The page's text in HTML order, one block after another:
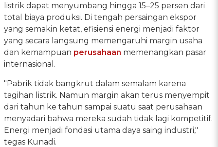
listrik dapat menyumbang hingga 15–25 persen dari
total biaya produksi. Di tengah persaingan ekspor
yang semakin ketat, efisiensi energi menjadi faktor
yang secara langsung memengaruhi margin usaha
dan kemampuan perusahaan memenangkan pasar
internasional.
"Pabrik tidak bangkrut dalam semalam karena
tagihan listrik. Namun margin akan terus menyempit
dari tahun ke tahun sampai suatu saat perusahaan
menyadari bahwa mereka sudah tidak lagi kompetitif.
Energi menjadi fondasi utama daya saing industri,"
tegas Kunadi.